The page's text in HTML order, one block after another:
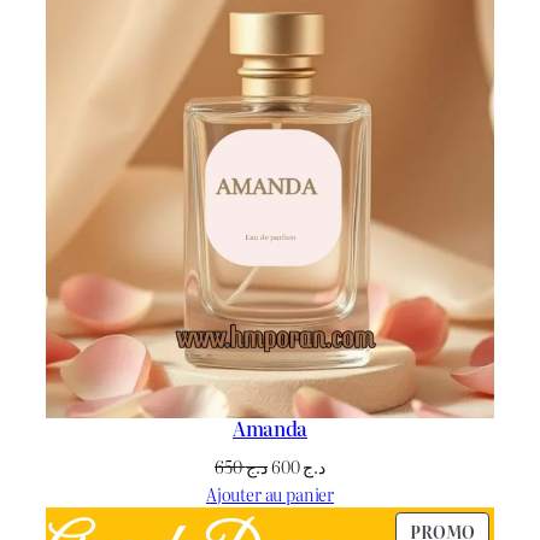
Amanda
د.ج650
Le
prix
د.ج600
Le
prix
Ajouter au panier
PROMO